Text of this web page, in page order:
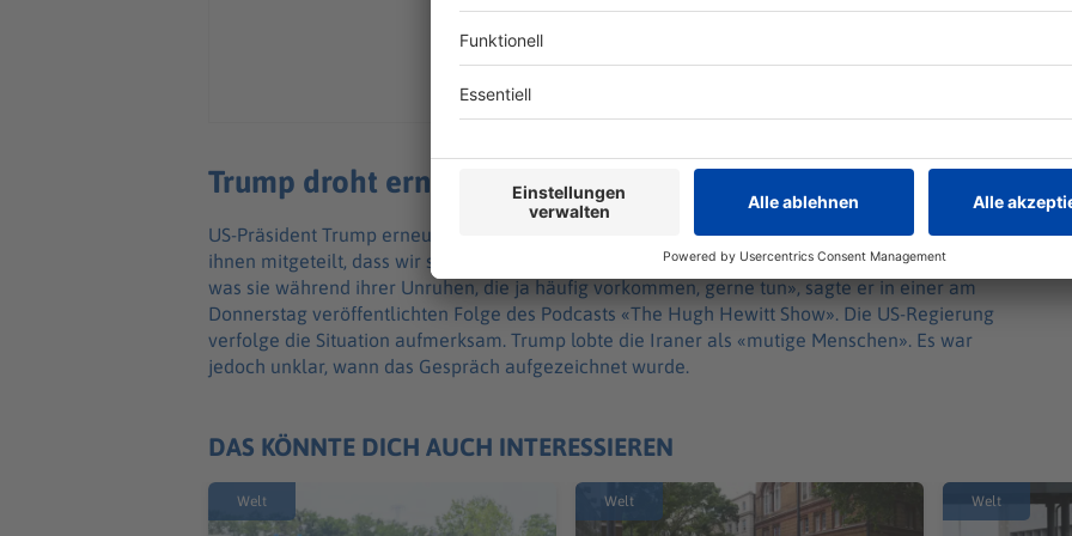
Trump droht erneut der Staatsführung in Teheran
US-Präsident Trump erneuerte eine Drohung an die Staatsführung in Teheran. «Ich habe
ihnen mitgeteilt, dass wir sie hart bestrafen werden, falls sie anfangen, Menschen zu töten,
was sie während ihrer Unruhen, die ja häufig vorkommen, gerne tun», sagte er in einer am
Donnerstag veröffentlichten Folge des Podcasts «The Hugh Hewitt Show». Die US-Regierung
verfolge die Situation aufmerksam. Trump lobte die Iraner als «mutige Menschen». Es war
jedoch unklar, wann das Gespräch aufgezeichnet wurde.
DAS KÖNNTE DICH AUCH INTERESSIEREN
Welt Welt Welt